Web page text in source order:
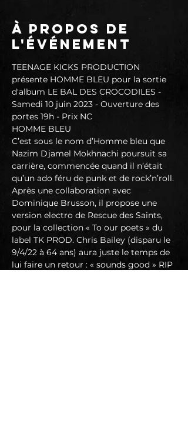
À propos de
l'événement
TEENAGE KICKS PRODUCTION
présente HOMME BLEU pour la sortie
d'album LE BAL DES CROCODILES -
Samedi 10 juin 2023 - Ouverture des
portes 19h - Prix NC
HOMME BLEU
C’est sous le nom d’Homme bleu que
Nazim Djamel Mokhnachi poursuit sa
carrière, commencée quand il n’était
qu’un ado féru de punk et de rock’n’roll.
Après une collaboration avec
Dominique Brusson, il propose une
version electro de Rescue des Saints,
pour la collection « To our poets » du
label TK PROD. Chris Bailey (disparu le
9/4/22 à 64 ans) aura juste le temps de
lui faire un retour : « sounds good » RIP